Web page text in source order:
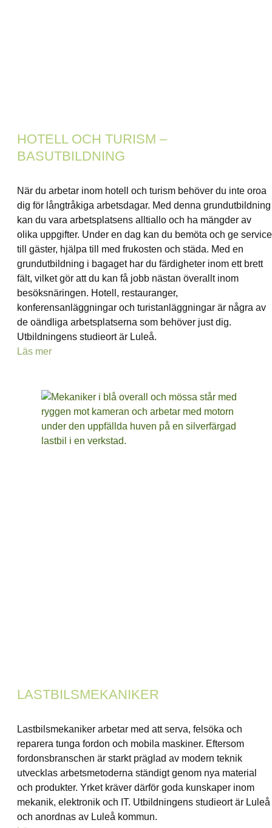
HOTELL OCH TURISM –
BASUTBILDNING
När du arbetar inom hotell och turism behöver du inte oroa
dig för långtråkiga arbetsdagar. Med denna grundutbildning
kan du vara arbetsplatsens alltiallo och ha mängder av
olika uppgifter. Under en dag kan du bemöta och ge service
till gäster, hjälpa till med frukosten och städa. Med en
grundutbildning i bagaget har du färdigheter inom ett brett
fält, vilket gör att du kan få jobb nästan överallt inom
besöksnäringen. Hotell, restauranger,
konferensanläggningar och turistanläggningar är några av
de oändliga arbetsplatserna som behöver just dig.
Utbildningens studieort är Luleå.
Läs mer
LASTBILSMEKANIKER
Lastbilsmekaniker arbetar med att serva, felsöka och
reparera tunga fordon och mobila maskiner. Eftersom
fordonsbranschen är starkt präglad av modern teknik
utvecklas arbetsmetoderna ständigt genom nya material
och produkter. Yrket kräver därför goda kunskaper inom
mekanik, elektronik och IT. Utbildningens studieort är Luleå
och anordnas av Luleå kommun.